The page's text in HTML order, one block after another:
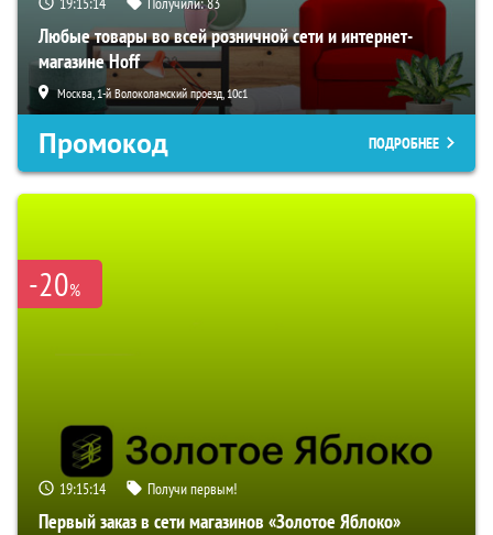
Любые товары во всей розничной сети и интернет-
магазине Hoff
Москва, 1-й Волоколамский проезд, 10с1
Промокод ПОДРОБНЕЕ
-20%
19:15:13 Получи первым!
Первый заказ в сети магазинов «Золотое Яблоко»